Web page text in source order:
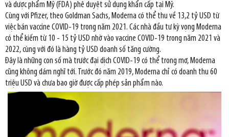
và dược phẩm Mỹ (FDA) phê duyệt sử dụng khẩn cấp tại Mỹ.
Cùng với Pfizer, theo Goldman Sachs, Moderna có thể thu về 13,2 tỷ USD từ
việc bán vaccine COVID-19 trong năm 2021. Các nhà đầu tư kỳ vọng Moderna
có thể kiếm từ 10 - 15 tỷ USD nhờ vào vaccine COVID-19 trong năm 2021 và
2022, cùng với đó là hàng tỷ USD doanh số tăng cường.
Đây là những con số mà trước đại dịch COVID-19 có thể trong mơ, Moderna
cũng không dám nghĩ tới. Trước đó năm 2019, Moderna chỉ có doanh thu 60
triệu USD và chưa bao giờ được cấp phép sản phẩm nào.